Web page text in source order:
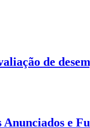
de
e